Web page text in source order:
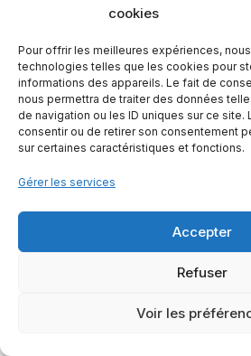
cookies
Pour offrir les meilleures expériences,
technologies telles que les cookies pour
informations des appareils. Le fait de
nous permettra de traiter des données
de navigation ou les ID uniques sur ce site.
consentir ou de retirer son consentement
sur certaines caractéristiques et fonctions.
Gérer les services
Accepter
Refuser
Voir les
Mentions